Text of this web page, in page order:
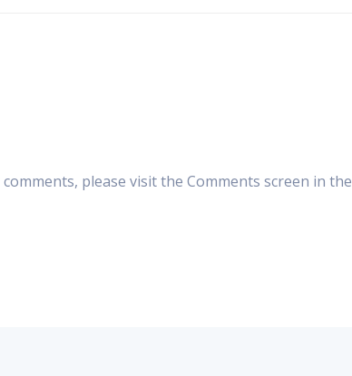
please visit the Comments screen in the